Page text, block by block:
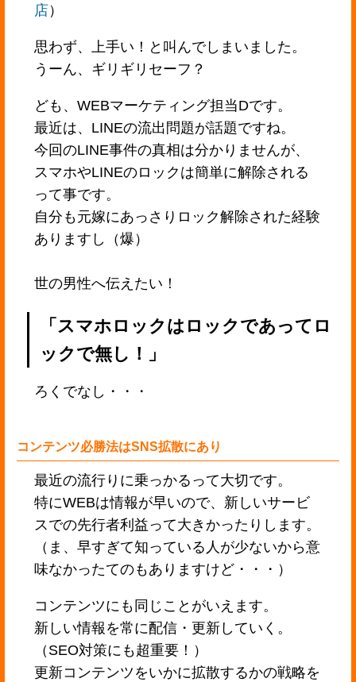
店）
思わず、上手い！と叫んでしまいました。
うーん、ギリギリセーフ？
ども、WEBマーケティング担当Dです。
最近は、LINEの流出問題が話題ですね。
今回のLINE事件の真相は分かりませんが、
スマホやLINEのロックは簡単に解除される
って事です。
自分も元嫁にあっさりロック解除された経験
ありますし（爆）
世の男性へ伝えたい！
「スマホロックはロックであってロ
ックで無し！」
ろくでなし・・・
コンテンツ必勝法はSNS拡散にあり
最近の流行りに乗っかるって大切です。
特にWEBは情報が早いので、新しいサービ
スでの先行者利益って大きかったりします。
（ま、早すぎて知っている人が少ないから意
味なかったてのもありますけど・・・）
コンテンツにも同じことがいえます。
新しい情報を常に配信・更新していく。
（SEO対策にも超重要！）
更新コンテンツをいかに拡散するかの戦略を